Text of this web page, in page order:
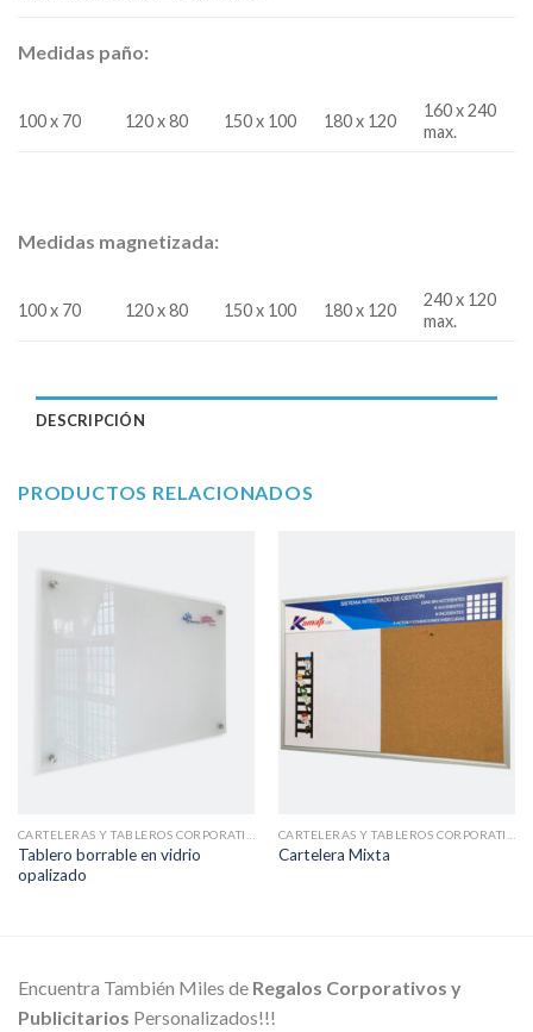
Medidas paño:
100 x 70 120 x 80 150 x 100 180 x 120
160 x 240
max.
Medidas magnetizada:
100 x 70 120 x 80 150 x 100 180 x 120
240 x 120
max.
DESCRIPCIÓN
PRODUCTOS RELACIONADOS
Tablero borrable en vidrio
opalizado
Cartelera Mixta
Encuentra También Miles de Regalos Corporativos y
Publicitarios Personalizados!!!